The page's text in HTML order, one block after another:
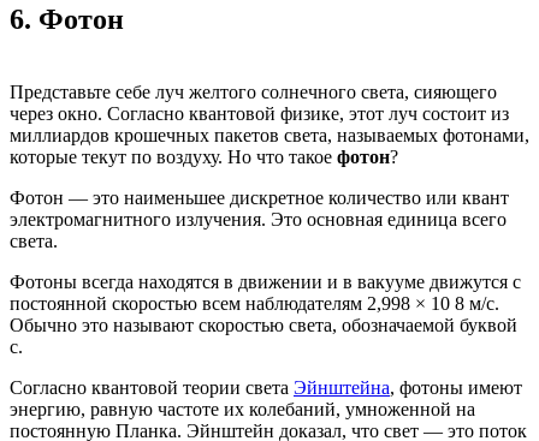
6. Фотон
Представьте себе луч желтого солнечного света, сияющего
через окно. Согласно квантовой физике, этот луч состоит из
миллиардов крошечных пакетов света, называемых фотонами,
которые текут по воздуху. Но что такое фотон?
Фотон — это наименьшее дискретное количество или квант
электромагнитного излучения. Это основная единица всего
света.
Фотоны всегда находятся в движении и в вакууме движутся с
постоянной скоростью всем наблюдателям 2,998 × 10 8 м/с.
Обычно это называют скоростью света, обозначаемой буквой
с.
Согласно квантовой теории света Эйнштейна, фотоны имеют
энергию, равную частоте их колебаний, умноженной на
постоянную Планка. Эйнштейн доказал, что свет — это поток